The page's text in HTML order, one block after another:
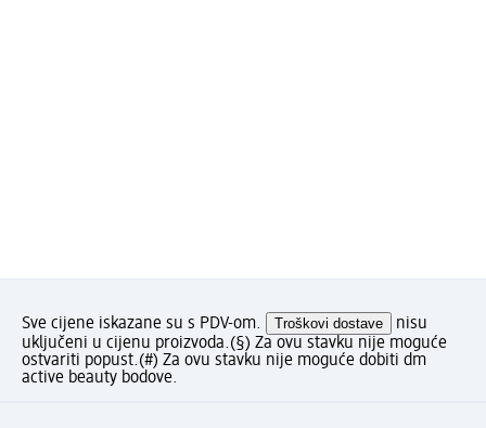
Sve cijene iskazane su s PDV-om. Troškovi dostave
nisu
uključeni u cijenu proizvoda.(§) Za ovu stavku nije moguće
ostvariti popust.(#) Za ovu stavku nije moguće dobiti dm
active beauty bodove.